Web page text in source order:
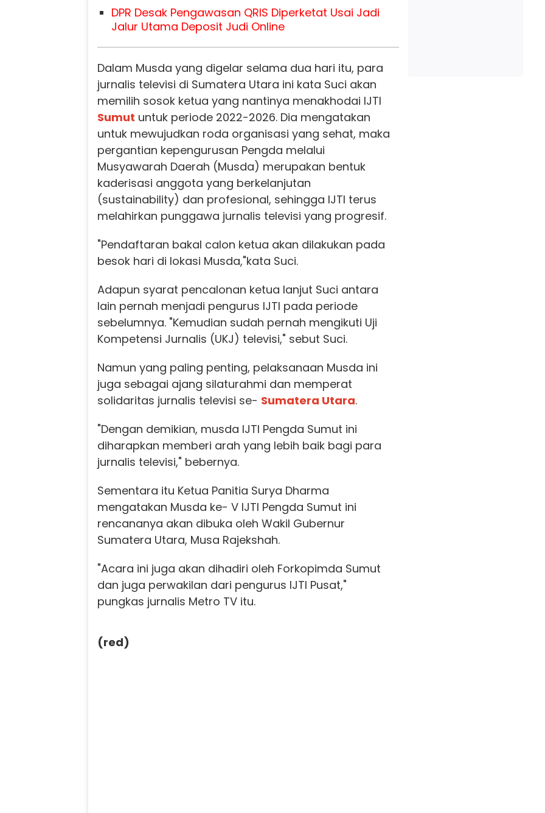
DPR Desak Pengawasan QRIS Diperketat Usai Jadi
Jalur Utama Deposit Judi Online
Dalam Musda yang digelar selama dua hari itu, para
jurnalis televisi di Sumatera Utara ini kata Suci akan
memilih sosok ketua yang nantinya menakhodai IJTI
Sumut untuk periode 2022-2026. Dia mengatakan
untuk mewujudkan roda organisasi yang sehat, maka
pergantian kepengurusan Pengda melalui
Musyawarah Daerah (Musda) merupakan bentuk
kaderisasi anggota yang berkelanjutan
(sustainability) dan profesional, sehingga IJTI terus
melahirkan punggawa jurnalis televisi yang progresif.
"Pendaftaran bakal calon ketua akan dilakukan pada
besok hari di lokasi Musda,"kata Suci.
Adapun syarat pencalonan ketua lanjut Suci antara
lain pernah menjadi pengurus IJTI pada periode
sebelumnya. "Kemudian sudah pernah mengikuti Uji
Kompetensi Jurnalis (UKJ) televisi," sebut Suci.
Namun yang paling penting, pelaksanaan Musda ini
juga sebagai ajang silaturahmi dan memperat
solidaritas jurnalis televisi se- Sumatera Utara.
"Dengan demikian, musda IJTI Pengda Sumut ini
diharapkan memberi arah yang lebih baik bagi para
jurnalis televisi," bebernya.
Sementara itu Ketua Panitia Surya Dharma
mengatakan Musda ke- V IJTI Pengda Sumut ini
rencananya akan dibuka oleh Wakil Gubernur
Sumatera Utara, Musa Rajekshah.
"Acara ini juga akan dihadiri oleh Forkopimda Sumut
dan juga perwakilan dari pengurus IJTI Pusat,"
pungkas jurnalis Metro TV itu.
(red)